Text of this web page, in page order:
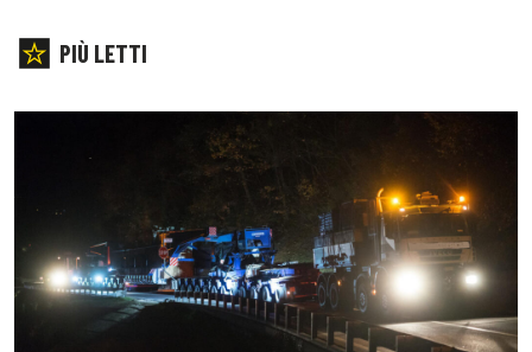
PIÙ LETTI